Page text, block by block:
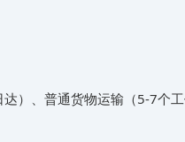
）、普通货物运输（5-7个